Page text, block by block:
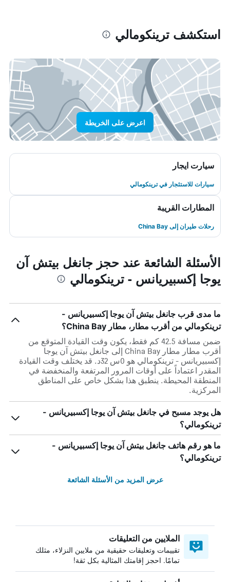
استكشف ترينكومالي
اعرض على الخريطة
سيارت ايجار
سيارات للاستئجار في ترينكومالي
المطارات القريبة
رحلات طيران إلى China Bay
الأسئلة الشائعة عند حجز جانغل بيتش آن
يوجا إكسبيريانس - ترينكومالي
ما مدى قرب جانغل بيتش آن يوجا إكسبيريانس -
ترينكومالي من أقرب مطار، مطار China Bay؟
ضمن مسافة 42.5 كم فقط، يكون وقت القيادة المتوقع من
أقرب مطار مطار China Bay إلى جانغل بيتش آن يوجا
إكسبيريانس - ترينكومالي هو 0س 32د. قد يختلف وقت القيادة
المقدر اعتماداً على أوقات المرور المرتفعة والمنخفضة في
المنطقة المحيطة. ينطبق هذا بشكل خاص على المناطق
المركزية.
هل يوجد مسبح في جانغل بيتش آن يوجا إكسبيريانس -
ترينكومالي؟
ما هو رقم هاتف جانغل بيتش آن يوجا إكسبيريانس -
ترينكومالي؟
عرض المزيد من الأسئلة الشائعة
الملايين من التعليقات
تقييمات وتعليقات حقيقية من ملايين النزلاء، مثلك
تمامًا. احجز إقامتك المثالية بكل ثقة!